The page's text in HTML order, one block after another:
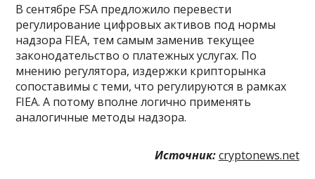
В сентябре FSA предложило перевести
регулирование цифровых активов под нормы
надзора FIEA, тем самым заменив текущее
законодательство о платежных услугах. По
мнению регулятора, издержки крипторынка
сопоставимы с теми, что регулируются в рамках
FIEA. А потому вполне логично применять
аналогичные методы надзора.
Источник: cryptonews.net